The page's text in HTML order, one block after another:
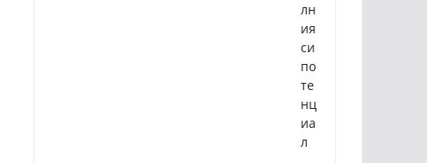
лн
ия
си
по
те
нц
иа
л